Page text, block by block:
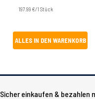
197.99 €/1 Stück
ALLES IN DEN WARENKORB
Sicher einkaufen & bezahlen